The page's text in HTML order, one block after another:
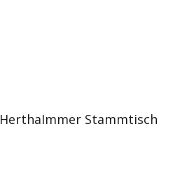
HerthaImmer Stammtisch